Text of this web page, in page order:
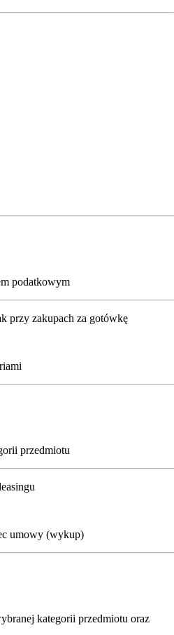
3
podatkowym
przy zakupach za gotówkę
przedmiotu
umowy (wykup)
kategorii przedmiotu oraz